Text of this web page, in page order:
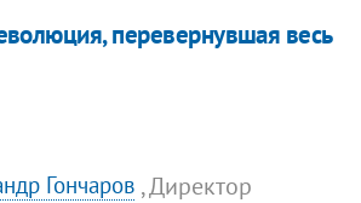
перевернувшая весь
Гончаров , Директор